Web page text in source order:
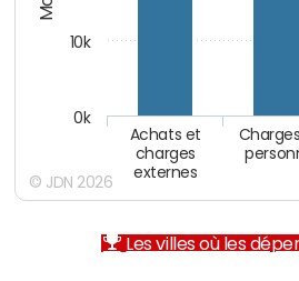
Achats et
charges
externes
0k
10k
© JDN 2026
Les villes où les